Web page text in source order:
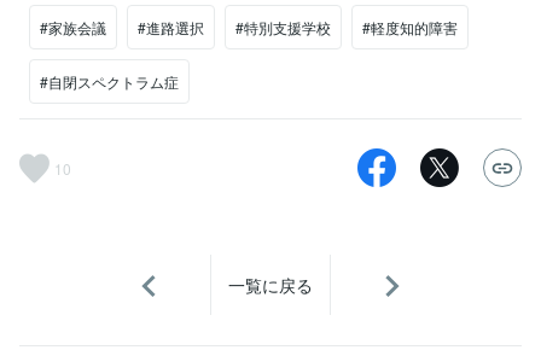
#家族会議 #進路選択 #特別支援学校 #軽度知的障害
#自閉スペクトラム症
10
一覧に戻る